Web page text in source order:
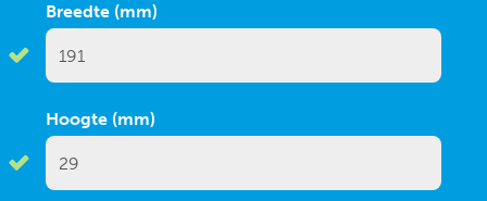
Breedte (mm)
Hoogte (mm)